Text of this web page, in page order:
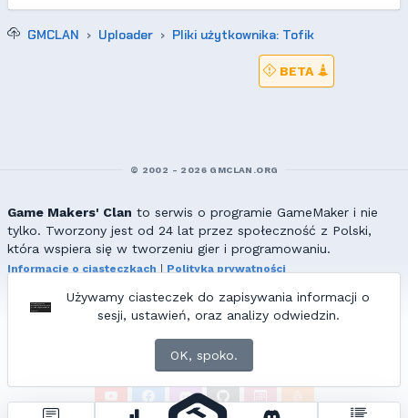
GMCLAN Uploader Pliki użytkownika: Tofik
Używamy ciasteczek do zapisywania informacji o
sesji, ustawień, oraz analizy odwiedzin.
OK, spoko.
BETA
© 2002 - 2026 GMCLAN.ORG
Game Makers' Clan to serwis o programie GameMaker i nie
tylko. Tworzony jest od 24 lat przez społeczność z Polski,
która wspiera się w tworzeniu gier i programowaniu.
Informacje o ciasteczkach
Polityka prywatności
Wszelkie prawa zastrzeżone. Kopiowanie materiałów bez zgody
redakcji zabronione!
ZNAJDZIESZ NAS TAKŻE NA: